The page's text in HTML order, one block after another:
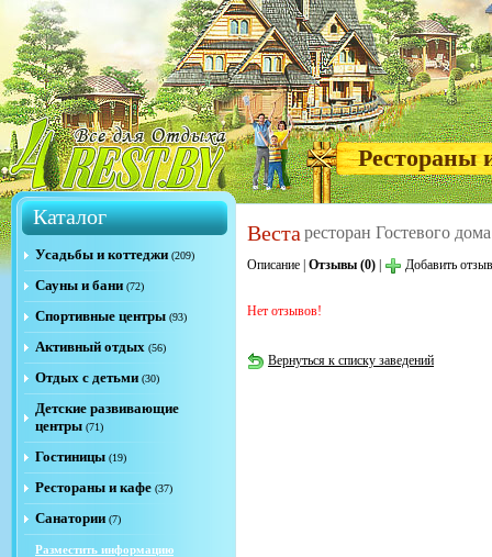
Рестораны
Каталог
Усадьбы и коттеджи (209)
Сауны и бани (72)
Спортивные центры (93)
Активный отдых (56)
Отдых с детьми (30)
Детские развивающие
центры (71)
Гостиницы (19)
Рестораны и кафе (37)
Санатории (7)
Разместить информацию
Веста ресторан Гостевого дома
Описание Отзывы (0) Добавить отзыв
Нет отзывов!
Вернуться к списку заведений